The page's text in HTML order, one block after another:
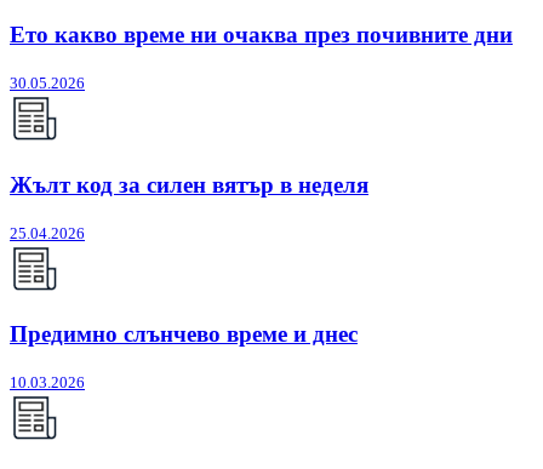
Ето какво време ни очаква през почивните дни
30.05.2026
Жълт код за силен вятър в неделя
25.04.2026
Предимно слънчево време и днес
10.03.2026